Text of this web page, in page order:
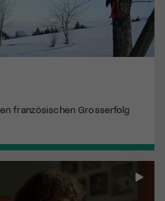
französischen Grosserfolg